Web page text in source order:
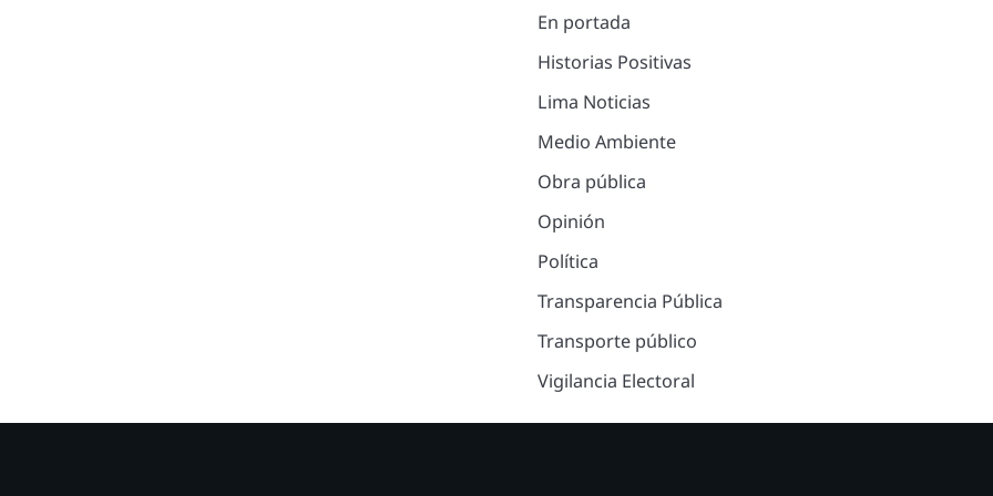
En portada
Historias Positivas
Lima Noticias
Medio Ambiente
Obra pública
Opinión
Política
Transparencia Pública
Transporte público
Vigilancia Electoral